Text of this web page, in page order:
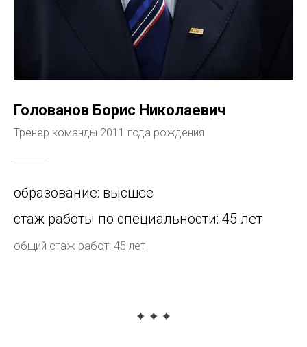
Голованов Борис Николаевич
Тренер команды 2011 года рождения
образование: высшее
стаж работы по специальности: 45 лет
общий стаж работ: 45 лет